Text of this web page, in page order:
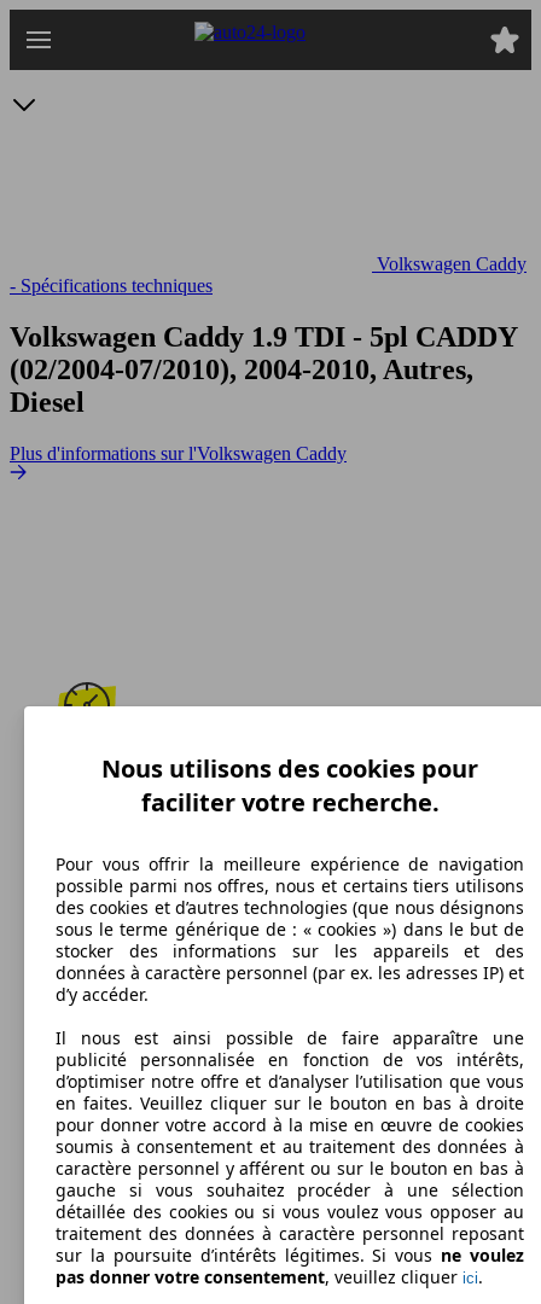
au
Volkswagen Caddy
- Spécifications techniques
Volkswagen Caddy 1.9 TDI - 5pl CADDY
(02/2004-07/2010), 2004-2010, Autres,
Diesel
Plus d'informations sur l'Volkswagen Caddy
166 km/h
Vitesse maximale
Diesel
Carburant
162 g/km
Émissions de CO2 (combinées)*
Ø 6.0 l/100km
Consommation
Nous utilisons des cookies pour
faciliter votre recherche.
Pour vous offrir la meilleure expérience de navigation
possible parmi nos offres, nous et certains tiers utilisons
des cookies et d’autres technologies (que nous désignons
sous le terme générique de : « cookies ») dans le but de
stocker des informations sur les appareils et des
données à caractère personnel (par ex. les adresses IP) et
d’y accéder.
Il nous est ainsi possible de faire apparaître une
publicité personnalisée en fonction de vos intérêts,
d’optimiser notre offre et d’analyser l’utilisation que vous
en faites. Veuillez cliquer sur le bouton en bas à droite
pour donner votre accord à la mise en œuvre de cookies
soumis à consentement et au traitement des données à
caractère personnel y afférent ou sur le bouton en bas à
gauche si vous souhaitez procéder à une sélection
détaillée des cookies ou si vous voulez vous opposer au
traitement des données à caractère personnel reposant
sur la poursuite d’intérêts légitimes. Si vous ne voulez
pas donner votre consentement, veuillez cliquer ici.